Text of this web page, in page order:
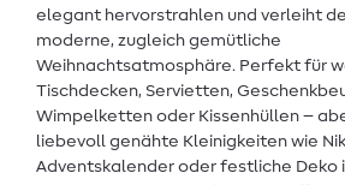
elegant hervorstrahlen und verleiht
moderne, zugleich gemütliche
Weihnachtsatmosphäre. Perfekt für
Tischdecken, Servietten,
Wimpelketten oder Kissenhüllen –
liebevoll genähte Kleinigkeiten wie
Adventskalender oder festliche Deko